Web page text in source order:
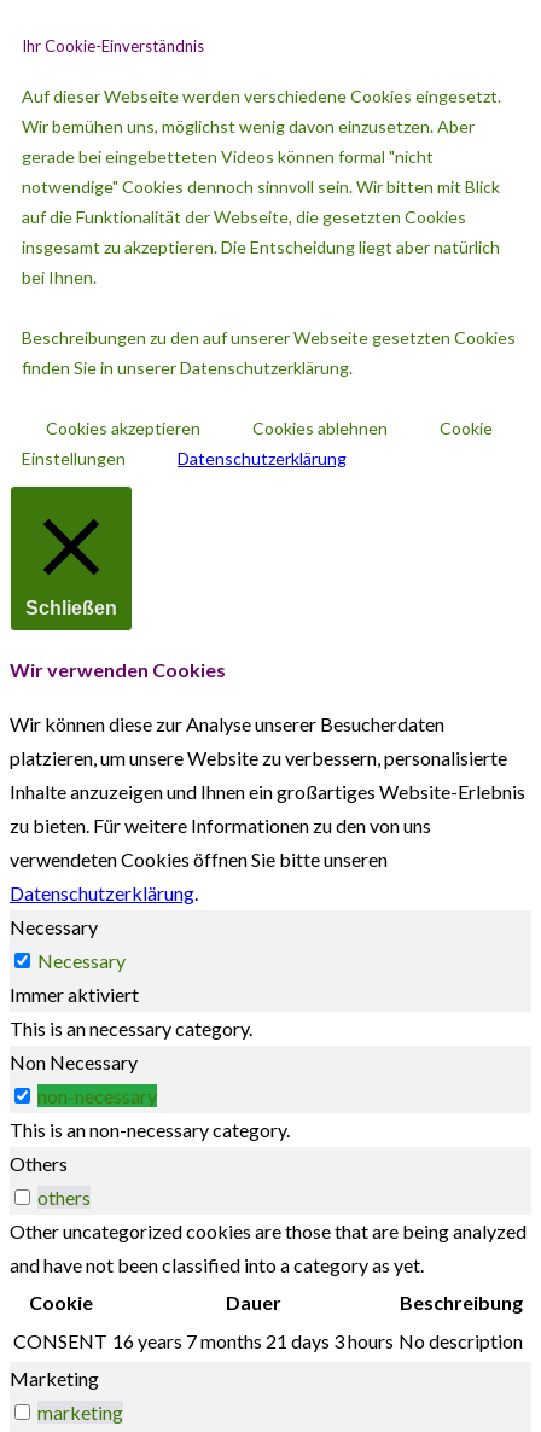
Ihr Cookie-Einverständnis
Auf dieser Webseite werden verschiedene Cookies eingesetzt.
Wir bemühen uns, möglichst wenig davon einzusetzen. Aber
gerade bei eingebetteten Videos können formal "nicht
notwendige" Cookies dennoch sinnvoll sein. Wir bitten mit Blick
auf die Funktionalität der Webseite, die gesetzten Cookies
insgesamt zu akzeptieren. Die Entscheidung liegt aber natürlich
bei Ihnen.
Beschreibungen zu den auf unserer Webseite gesetzten Cookies
finden Sie in unserer Datenschutzerklärung.
Cookies akzeptieren Cookies ablehnen
Cookie
Einstellungen
Datenschutzerklärung
Schließen
Wir verwenden Cookies
Wir können diese zur Analyse unserer Besucherdaten
platzieren, um unsere Website zu verbessern, personalisierte
Inhalte anzuzeigen und Ihnen ein großartiges Website-Erlebnis
zu bieten. Für weitere Informationen zu den von uns
verwendeten Cookies öffnen Sie bitte unseren
Datenschutzerklärung.
Necessary
Necessary
Immer aktiviert
This is an necessary category.
Non Necessary
non-necessary
This is an non-necessary category.
Others
others
Other uncategorized cookies are those that are being analyzed
and have not been classified into a category as yet.
Cookie
Dauer
Beschreibung
CONSENT 16 years 7 months 21 days 3 hours No description
Marketing
marketing